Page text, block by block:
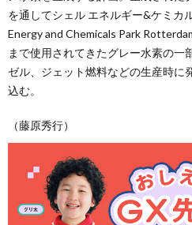
を通してシェル エネルギー&ケミカ
Energy and Chemicals Park
まで使用されてきたグレー水素の一
ゼル、ジェット燃料などの生産時に
込む。
（藤原秀行）